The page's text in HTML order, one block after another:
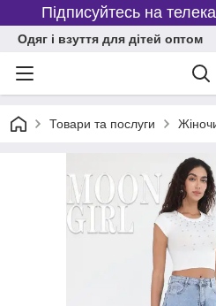
Підписуйтесь на
Одяг і взуття для дітей оптом
Товари та послуги